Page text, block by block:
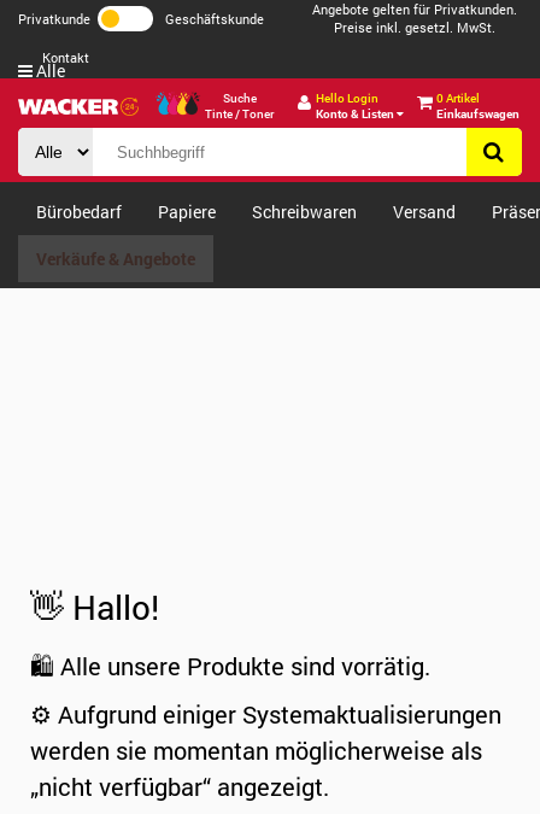
Privatkunde Geschäftskunde
Angebote gelten für Privatkunden.
Preise inkl. gesetzl. MwSt.
Kontakt
Suche
Tinte / Toner
Hello Login
Konto & Listen
0 Artikel
Einkaufswagen
Alle
Bürobedarf Papiere Schreibwaren Versand
Verkäufe & Angebote
👋 Hallo!
🛍️ Alle unsere Produkte sind vorrätig.
⚙️ Aufgrund einiger Systemaktualisierungen
werden sie momentan möglicherweise als
„nicht verfügbar“ angezeigt.